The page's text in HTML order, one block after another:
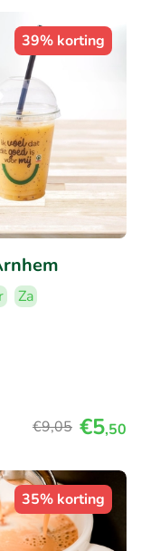
39% korting
Za
€9,05 €5,50
35% korting